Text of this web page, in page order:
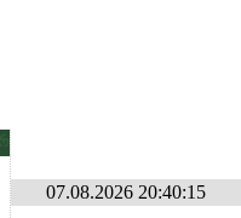
განყოფილებაში
07.08.2026 20:40:15